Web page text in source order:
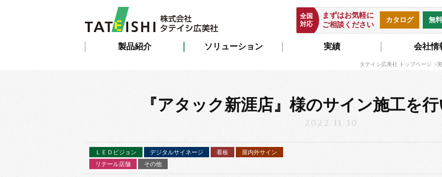
製品紹介 ソリューション 実績 会社情
無
カタログ
まずはお気軽に
ご相談ください
全国
対応
タテイシ広美社 トップページ
『アタック新涯店』様のサイン施工を
2022.11.10
ＬＥＤビジョン デジタルサイネージ 看板
屋内外サイン
リテール店舗
その他